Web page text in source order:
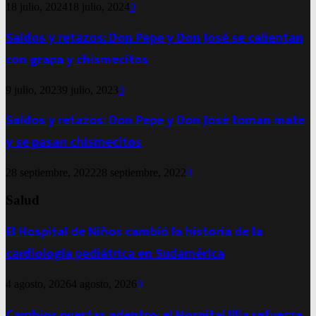
18 julio, 2024 18 julio, 20240
Saldos y retazos: Don Pepe y Don José se calientan
con grapa y chismecitos
9 julio, 20239 julio, 20230
Saldos y retazos: Don Pepe y Don José toman mate
y se pasan chismecitos
28 septiembre, 2022 28 septiembre, 2022 0
Salud
El Hospital de Niños cambió la historia de la
cardiología pediátrica en Sudamérica
4 agosto, 20264 agosto, 20260